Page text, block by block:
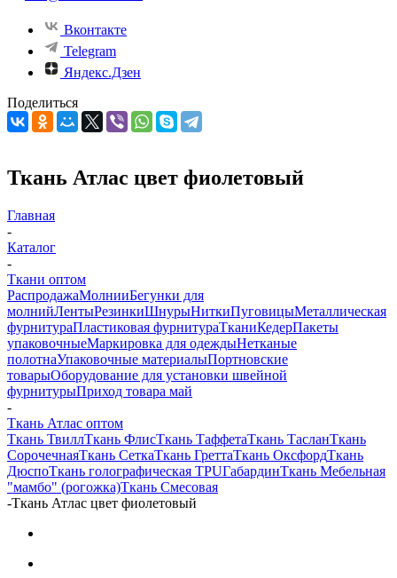
Вконтакте
Telegram
Яндекс.Дзен
Поделиться
Ткань Атлас цвет фиолетовый
Главная
-
Каталог
-
Ткани оптом
РаспродажаМолнииБегунки для
молнийЛентыРезинкиШнурыНиткиПуговицыМеталлическая
фурнитураПластиковая фурнитураТканиКедерПакеты
упаковочныеМаркировка для одеждыНетканые
полотнаУпаковочные материалыПортновские
товарыОборудование для установки швейной
фурнитурыПриход товара май
-
Ткань Атлас оптом
Ткань ТвиллТкань ФлисТкань ТаффетаТкань ТасланТкань
СорочечнаяТкань СеткаТкань ГреттаТкань ОксфордТкань
ДюспоТкань голографическая TPUГабардинТкань Мебельная
"мамбо" (рогожка)Ткань Смесовая
-Ткань Атлас цвет фиолетовый